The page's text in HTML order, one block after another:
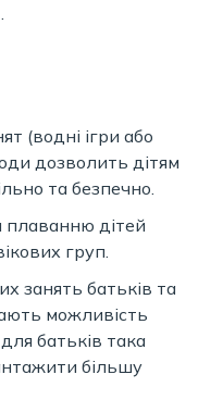
(водні ігри або
дозволить дітям
та безпечно.
плаванню дітей
груп.
занять батьків та
можливість
батьків така
більшу